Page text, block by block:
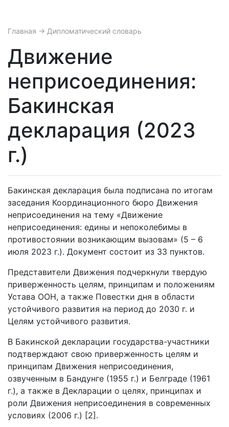
Главная → Дипломатический словарь
Движение
неприсоединения:
Бакинская
декларация (2023
г.)
Бакинская декларация была подписана по итогам
заседания Координационного бюро Движения
неприсоединения на тему «Движение
неприсоединения: едины и непоколебимы в
противостоянии возникающим вызовам» (5 – 6
июля 2023 г.). Документ состоит из 33 пунктов.
Представители Движения подчеркнули твердую
приверженность целям, принципам и положениям
Устава ООН, а также Повестки дня в области
устойчивого развития на период до 2030 г. и
Целям устойчивого развития.
В Бакинской декларации государства-участники
подтверждают свою приверженность целям и
принципам Движения неприсоединения,
озвученным в Бандунге (1955 г.) и Белграде (1961
г.), а также в Декларации о целях, принципах и
роли Движения неприсоединения в современных
условиях (2006 г.) [2].